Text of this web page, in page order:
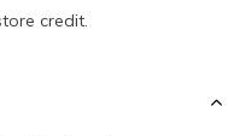
credit.